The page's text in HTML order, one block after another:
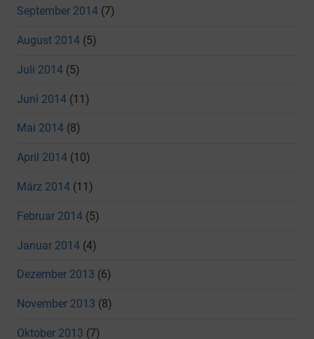
September 2014 (7)
August 2014 (5)
Juli 2014 (5)
Juni 2014 (11)
Mai 2014 (8)
April 2014 (10)
März 2014 (11)
Februar 2014 (5)
Januar 2014 (4)
Dezember 2013 (6)
November 2013 (8)
Oktober 2013 (7)